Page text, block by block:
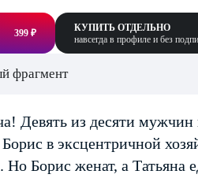
399 ₽
КУПИТЬ ОТДЕЛЬНО
навсегда в профиле и без
фрагмент
Девять из десяти мужчин
в эксцентричной
Борис женат, а Татьяна